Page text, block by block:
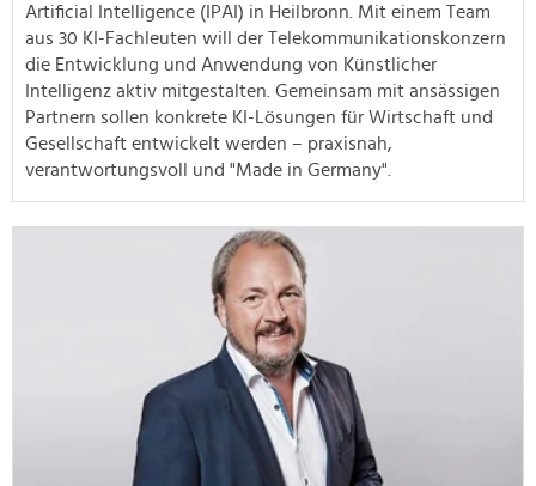
Artificial Intelligence (IPAI) in Heilbronn. Mit einem Team
aus 30 KI-Fachleuten will der Telekommunikationskonzern
die Entwicklung und Anwendung von Künstlicher
Intelligenz aktiv mitgestalten. Gemeinsam mit ansässigen
Partnern sollen konkrete KI-Lösungen für Wirtschaft und
Gesellschaft entwickelt werden – praxisnah,
verantwortungsvoll und "Made in Germany".